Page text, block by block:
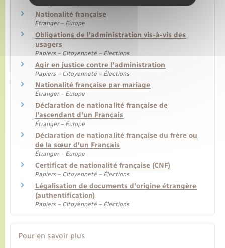
Nationalité française
Étranger – Europe
Obligations de l'administration vis-à-vis des
usagers
Papiers – Citoyenneté – Élections
Agir en justice contre l'administration
Papiers – Citoyenneté – Élections
Nationalité française par mariage
Étranger – Europe
Déclaration de nationalité française de
l'ascendant d'un Français
Étranger – Europe
Déclaration de nationalité française du frère ou
de la sœur d'un Français
Étranger – Europe
Certificat de nationalité française (CNF)
Papiers – Citoyenneté – Élections
Légalisation de documents d'origine étrangère
(authentification)
Papiers – Citoyenneté – Élections
Pour en savoir plus